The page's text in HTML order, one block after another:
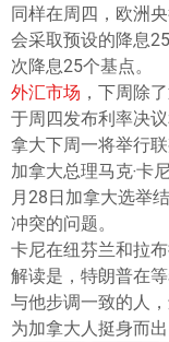
同样在周四，欧洲
会采取预设的降息
次降息25个基点。
外汇市场 ，下周除
于周四发布利率决
拿大下周一将举行联
加拿大总理马克·卡
月28日加拿大选举
冲突的问题。
卡尼在纽芬兰和拉
解读是，特朗普在
与他步调一致的人
为加拿大人挺身而